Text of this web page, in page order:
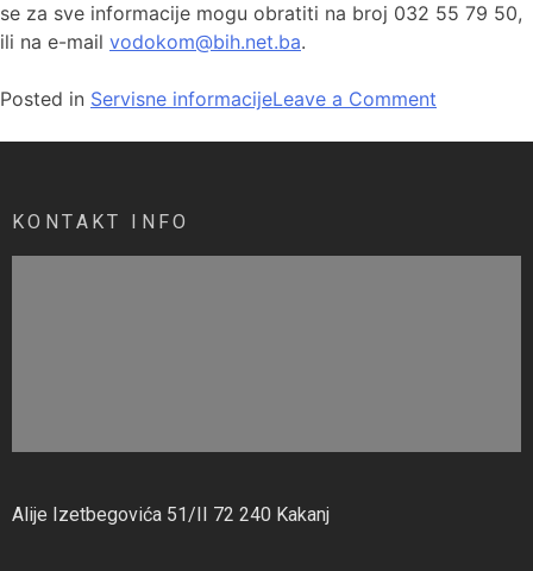
se za sve informacije mogu obratiti na broj 032 55 79 50,
ili na e-mail vodokom@bih.net.ba.
Posted in Servisne informacijeLeave a Comment
KONTAKT INFO
Alije Izetbegovića 51/II 72 240 Kakanj